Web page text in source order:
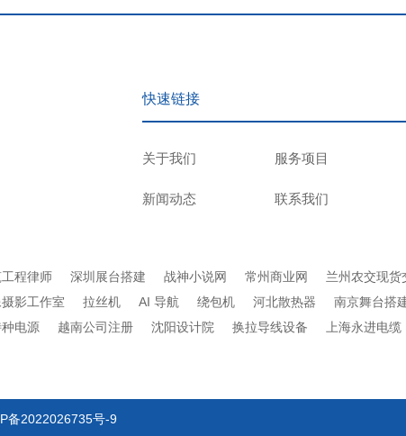
快速链接
关于我们 服务项目
新闻动态 联系我们
程律师 深圳展台搭建 战神小说网 常州商业网 兰州农交现货
影工作室 拉丝机 AI 导航 绕包机 河北散热器 南京舞台搭
电源 越南公司注册 沈阳设计院 换拉导线设备 上海永进电缆
备2022026735号-9